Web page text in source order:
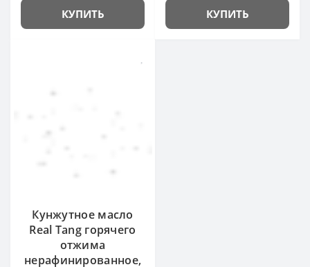
КУПИТЬ КУПИТЬ
Кунжутное масло
Real Tang горячего
отжима
нерафинированное,